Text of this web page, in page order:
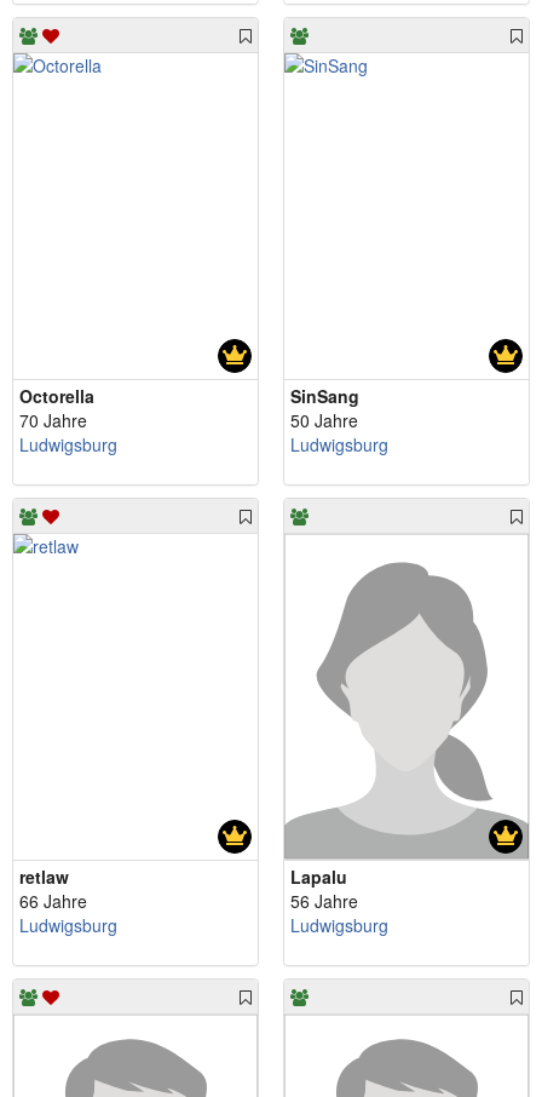
Octorella
70 Jahre
Ludwigsburg
SinSang
50 Jahre
Ludwigsburg
retlaw
66 Jahre
Ludwigsburg
Lapalu
56 Jahre
Ludwigsburg